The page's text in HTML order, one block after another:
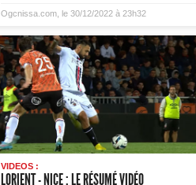
Ogcnissa.com, le 30/12/2022 à 23h32
VIDEOS :
LORIENT - NICE : LE RÉSUMÉ VIDÉO